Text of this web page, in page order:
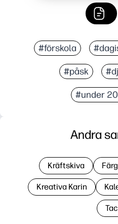
#förskola
#påsk
#under
Andra
Kräftskiva
Kreativa Karin